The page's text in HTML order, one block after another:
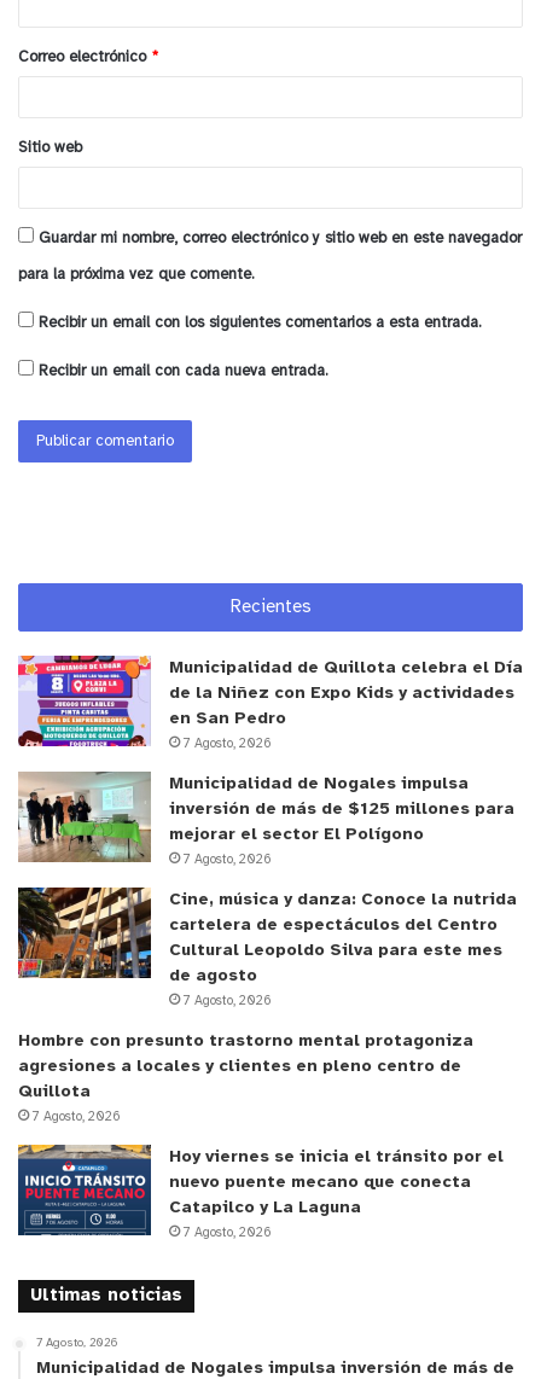
para todos los comerciantes porque de los 92
tienen el servicio disponible, como Cámara de
Comercio pensamos que es buena la iniciativa y ha
sido bien aceptado el proyecto porque ingresarán
recursos para el comercio minorista en medio de
la pandemia”, indicó la dirigenta.
y tú, ¿qué opinas?
*
Correo electrónico *
Sitio web
Guardar mi nombre, correo electrónico y sitio web en este navegador
para la próxima vez que comente.
Recibir un email con los siguientes comentarios a esta entrada.
Recibir un email con cada nueva entrada.
Recientes
Municipalidad de Quillota celebra el Día
de la Niñez con Expo Kids y actividades
en San Pedro
7 Agosto, 2026
Municipalidad de Nogales impulsa
inversión de más de $125 millones para
mejorar el sector El Polígono
7 Agosto, 2026
Cine, música y danza: Conoce la nutrida
cartelera de espectáculos del Centro
Cultural Leopoldo Silva para este mes
de agosto
7 Agosto, 2026
Hombre con presunto trastorno mental protagoniza
agresiones a locales y clientes en pleno centro de
Quillota
7 Agosto, 2026
Hoy viernes se inicia el tránsito por el
nuevo puente mecano que conecta
Catapilco y La Laguna
7 Agosto, 2026
Ultimas noticias
7 Agosto, 2026
Municipalidad de Nogales impulsa inversión de más de